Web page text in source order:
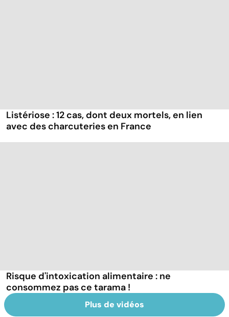
Listériose : 12 cas, dont deux mortels, en lien
avec des charcuteries en France
Risque d'intoxication alimentaire : ne
consommez pas ce tarama !
Plus de vidéos